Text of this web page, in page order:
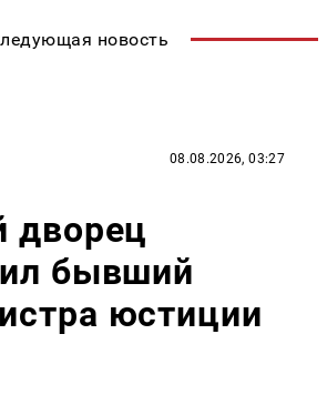
новость
08.08.2026, 03:27
дворец
бывший
юстиции